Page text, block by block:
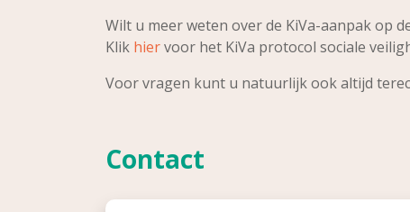
Wilt u meer weten over de KiVa-aanpak op
Klik hiervoor het KiVa protocol sociale
Voor vragen kunt u natuurlijk ook altijd
Contact